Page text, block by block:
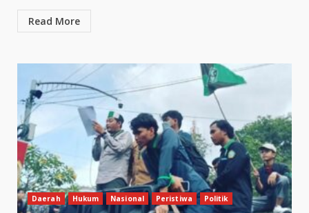
Read More
Daerah Hukum Nasional Peristiwa Politik